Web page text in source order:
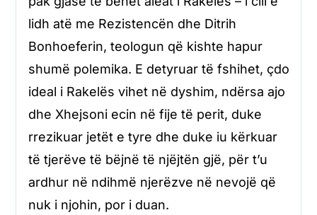
lidh atë me Rezistencën dhe Ditrih
Bonhoeferin, teologun që kishte hapur
shumë polemika. E detyruar të fshihet, çdo
ideal i Rakelës vihet në dyshim, ndërsa ajo
dhe Xhejsoni ecin në fije të perit, duke
rrezikuar jetët e tyre dhe duke iu kërkuar
të tjerëve të bëjnë të njëjtën gjë, për t’u
ardhur në ndihmë njerëzve në nevojë që
nuk i njohin, por i duan.